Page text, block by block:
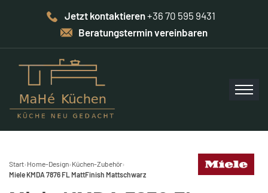
Jetzt kontaktieren+36 70 595 9431
Beratungstermin vereinbaren
Start› Home-Design› Küchen-Zubehör›
Miele KMDA 7876 FL MattFinish Mattschwarz